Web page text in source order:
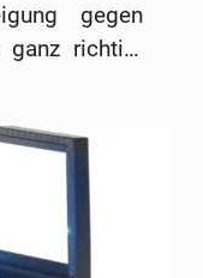
gegen
ganz richtig.